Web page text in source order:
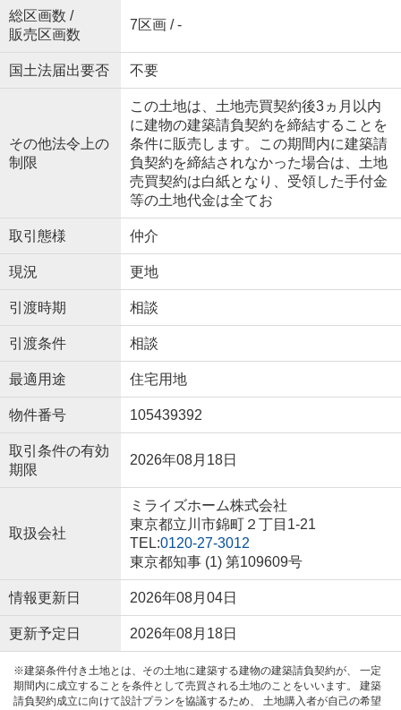
総区画数 /
販売区画数
7区画 / -
国土法届出要否 不要
その他法令上の
制限
この土地は、土地売買契約後3ヵ月以内
に建物の建築請負契約を締結することを
条件に販売します。この期間内に建築請
負契約を締結されなかった場合は、土地
売買契約は白紙となり、受領した手付金
等の土地代金は全てお
取引態様 仲介
現況 更地
引渡時期 相談
引渡条件 相談
最適用途 住宅用地
物件番号 105439392
取引条件の有効
期限
2026年08月18日
取扱会社
ミライズホーム株式会社
東京都立川市錦町２丁目1-21
TEL:0120-27-3012
東京都知事 (1) 第109609号
情報更新日 2026年08月04日
更新予定日 2026年08月18日
※建築条件付き土地とは、その土地に建築する建物の建築請負契約が、 一定
期間内に成立することを条件として売買される土地のことをいいます。 建築
請負契約成立に向けて設計プランを協議するため、 土地購入者が自己の希望